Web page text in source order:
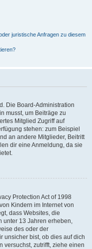
juristische Anfragen zu diesem
Die Board-Administration
musst, um Beiträge zu
Mitglied Zugriff auf
stehen: zum Beispiel
an andere Mitglieder, Beitritt
dir eine Anmeldung, da sie
Protection Act of 1998
Kindern im Internet von
dass Websites, die
unter 13 Jahren erheben,
des oder der
unsicher bist, ob dies auf dich
versuchst, zutrifft, ziehe einen